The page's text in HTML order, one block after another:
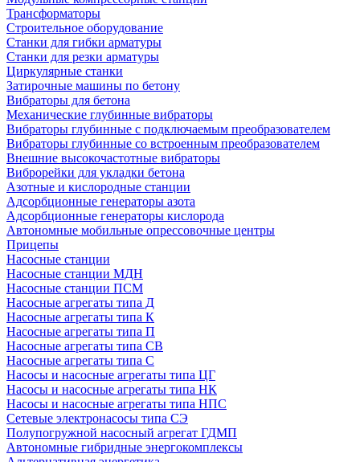
Трансформаторы
Строительное оборудование
Станки для гибки арматуры
Станки для резки арматуры
Циркулярные станки
Затирочные машины по бетону
Вибраторы для бетона
Механические глубинные вибраторы
Вибраторы глубинные с подключаемым преобразователем
Вибраторы глубинные со встроенным преобразователем
Внешние высокочастотные вибраторы
Виброрейки для укладки бетона
Азотные и кислородные станции
Адсорбционные генераторы азота
Адсорбционные генераторы кислорода
Автономные мобильные опрессовочные центры
Прицепы
Насосные станции
Насосные станции МДН
Насосные станции ПСМ
Насосные агрегаты типа Д
Насосные агрегаты типа К
Насосные агрегаты типа П
Насосные агрегаты типа СВ
Насосные агрегаты типа С
Насосы и насосные агрегаты типа ЦГ
Насосы и насосные агрегаты типа НК
Насосы и насосные агрегаты типа НПС
Сетевые электронасосы типа СЭ
Полупогружной насосный агрегат ГДМП
Автономные гибридные энергокомплексы